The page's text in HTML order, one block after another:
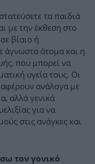
τα παιδιά
με την έκθεση στο
βίαιο ή
άγνωστα άτομα και η
που μπορεί να
υγεία τους. Οι
ανάλογα με
αλλά γενικά
για να
στις ανάγκες και
τον γονικό